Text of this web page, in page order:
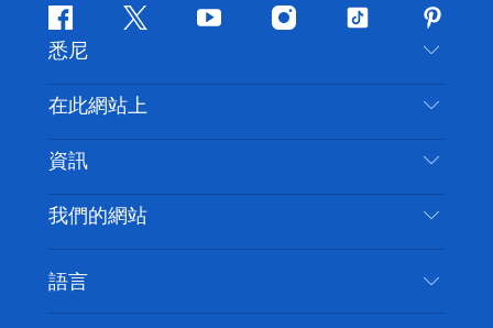
Facebook嘰
喳
喳
Youtube Instagram
抖
悉尼
聯絡我們
免責聲明
隱私
Cookie 通知
在此網站上
目的地
要做的事情
新南威爾斯州公路旅行
活動
住宿
資訊
旅行資訊
無障礙悉尼
列出您的業務
我們的網站
語言